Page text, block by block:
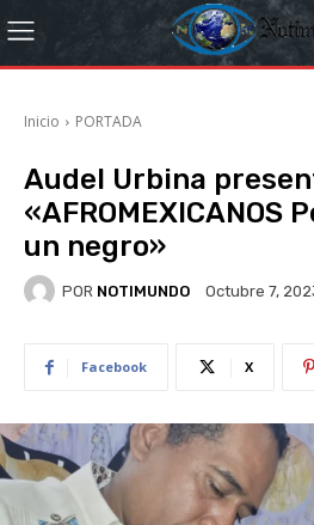
Inicio PORTADA
Audel Urbina
«AFROMEXICANOS
un negro»
POR NOTIMUNDO Octubre 7,
Facebook X